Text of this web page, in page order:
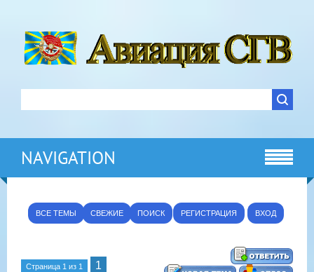
NAVIGATION
ВСЕ ТЕМЫ СВЕЖИЕ ПОИСК РЕГИСТРАЦИЯ ВХОД
Страница 1 из 1 1